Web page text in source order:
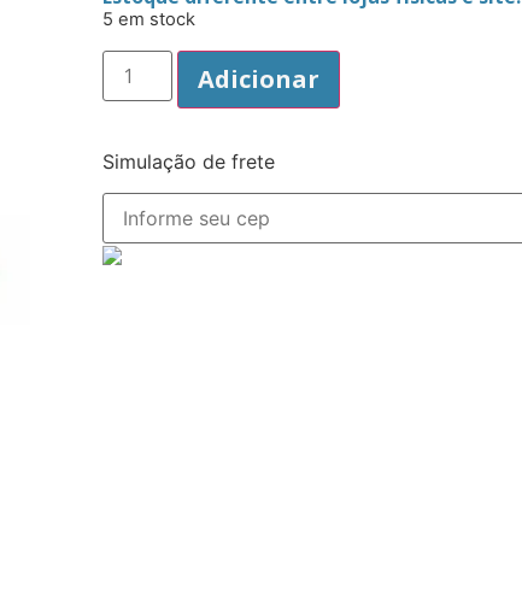
5 em stock
Adicionar
Simulação de frete